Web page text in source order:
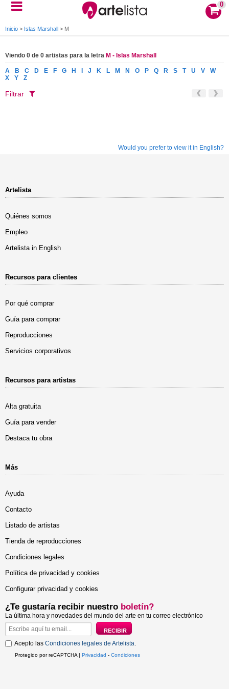
0
Inicio > Islas Marshall > M
Viendo 0 de 0 artistas para la letra M - Islas Marshall
A B C D E F G H J K L M N O P Q R S T U V
W
X
Y Z
Filtrar
Would you prefer to view it in English?
Artelista
Quiénes somos
Empleo
Artelista in English
Recursos para clientes
Por qué comprar
Guía para comprar
Reproducciones
Servicios corporativos
Recursos para artistas
Alta gratuita
Guía para vender
Destaca tu obra
Más
Ayuda
Contacto
Listado de artistas
Tienda de reproducciones
Condiciones legales
Política de privacidad y cookies
Configurar privacidad y cookies
¿Te gustaría recibir nuestro boletín?
La última hora y novedades del mundo del arte en tu correo electrónico
Acepto las Condiciones legales de Artelista.
Protegido por reCAPTCHA | Privacidad - Condiciones